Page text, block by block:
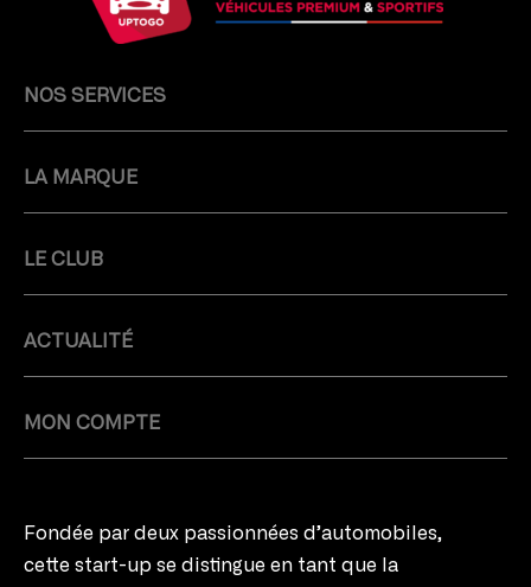
NOS SERVICES
LA MARQUE
LE CLUB
ACTUALITÉ
MON COMPTE
Fondée par deux passionnées d’automobiles,
cette start-up se distingue en tant que la